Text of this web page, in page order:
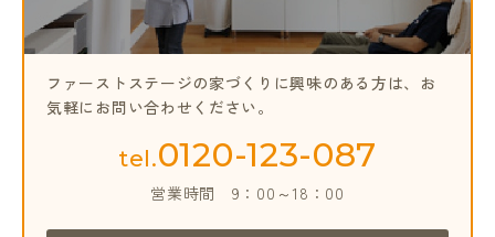
ファーストステージの家づくりに興味のある方は、 お
気軽にお問い合わせください。
tel.0120-123-087
営業時間 9：00～18：00